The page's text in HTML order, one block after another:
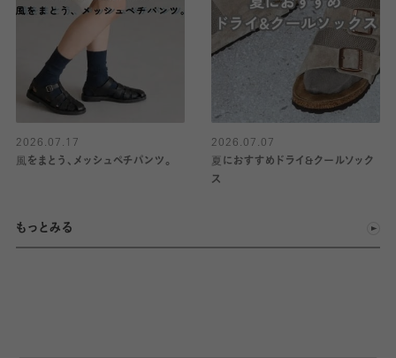
2026.07.17
風をまとう、メッシュペチパンツ。
2026.07.07
夏におすすめドライ&クールソック
ス
もっとみる